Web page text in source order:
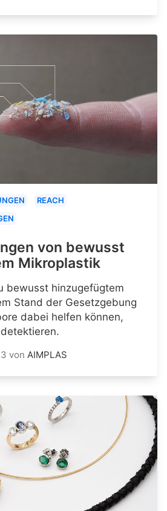
REACH
von bewusst
Mikroplastik
bewusst hinzugefügtem
Stand der Gesetzgebung
dabei helfen können,
von AIMPLAS